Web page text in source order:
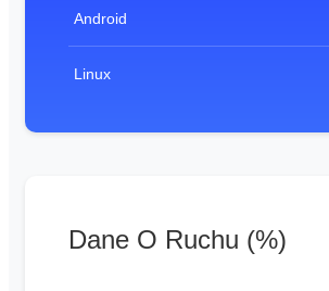
Android
Linux
Dane O Ruchu (%)